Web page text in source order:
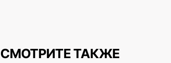
СМОТРИТЕ ТАКЖЕ